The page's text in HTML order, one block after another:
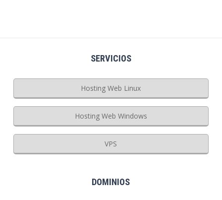
SERVICIOS
Hosting Web Linux
Hosting Web Windows
VPS
DOMINIOS